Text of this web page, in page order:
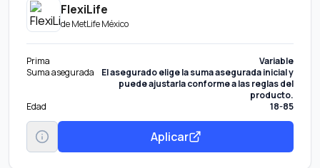
FlexiLife
deMetLife México
Prima
Variable
Suma asegurada
El asegurado elige la suma asegurada inicial y
puede ajustarla conforme a las reglas del
producto.
Edad
18-85
Aplicar